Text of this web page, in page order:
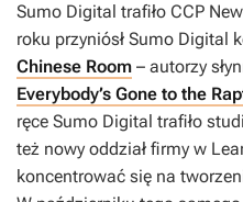
Sumo Digital trafiło CCP
roku przyniósł Sumo Digital
Chinese Room – autorzy
Everybody’s Gone to the
ręce Sumo Digital trafiło
też nowy oddział firmy w
koncentrować się na